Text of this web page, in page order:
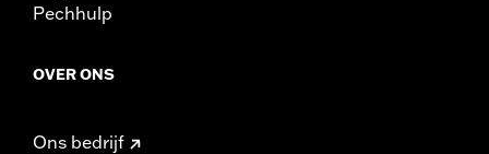
Pechhulp
OVER ONS
Ons bedrijf